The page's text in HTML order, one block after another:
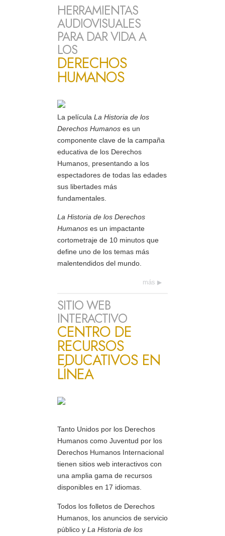
HERRAMIENTAS
AUDIOVISUALES
PARA DAR VIDA A
LOS
DERECHOS
HUMANOS
La película La Historia de los
Derechos Humanos es un
componente clave de la campaña
educativa de los Derechos
Humanos, presentando a los
espectadores de todas las edades
sus libertades más
fundamentales.
La Historia de los Derechos
Humanos es un impactante
cortometraje de 10 minutos que
define uno de los temas más
malentendidos del mundo.
más
SITIO WEB
INTERACTIVO
CENTRO DE
RECURSOS
EDUCATIVOS EN
LÍNEA
Tanto Unidos por los Derechos
Humanos como Juventud por los
Derechos Humanos Internacional
tienen sitios web interactivos con
una amplia gama de recursos
disponibles en 17 idiomas.
Todos los folletos de Derechos
Humanos, los anuncios de servicio
público y La Historia de los